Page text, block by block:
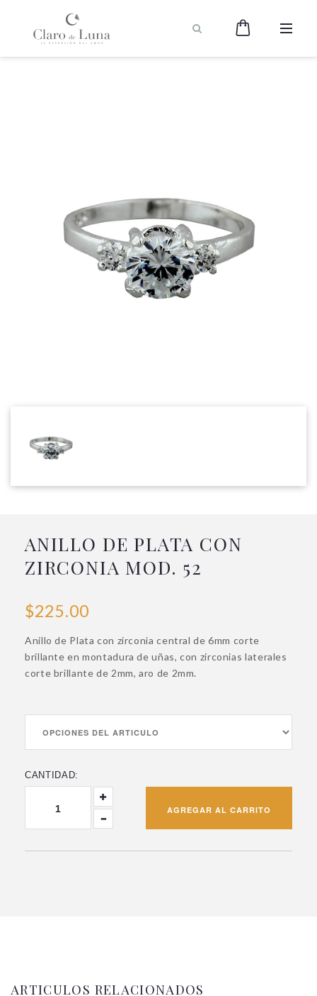
Claro
Amor
ANILLO DE PLATA CON
ZIRCONIA MOD. 52
$225.00
Anillo de Plata con zirconia central de 6mm corte
brillante en montadura de uñas, con zirconias laterales
corte brillante de 2mm, aro de 2mm.
CANTIDAD:
ARTICULOS RELACIONADOS